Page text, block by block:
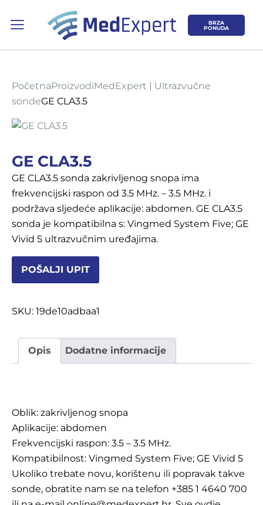
BRZA
PONUDA
PočetnaProizvodiMedExpert | Ultrazvučne
sondeGE CLA3.5
GE CLA3.5
GE CLA3.5 sonda zakrivljenog snopa ima
frekvencijski raspon od 3.5 MHz. – 3.5 MHz. i
podržava sljedeće aplikacije: abdomen. GE CLA3.5
sonda je kompatibilna s: Vingmed System Five; GE
Vivid 5 ultrazvučnim uređajima.
POŠALJI UPIT
SKU: 19de10adbaa1
Opis Dodatne informacije
Oblik: zakrivljenog snopa
Aplikacije: abdomen
Frekvencijski raspon: 3.5 – 3.5 MHz.
Kompatibilnost: Vingmed System Five; GE Vivid 5
Ukoliko trebate novu, korištenu ili popravak takve
sonde, obratite nam se na telefon +385 1 4640 700
ULTRAZVUK
RTG, DENZITOMETAR, MAMOGRAF, I
DR.
SERVIS
OSTALI UREĐAJI I OPREMA
POTROŠNI MATERIJAL
DALJE